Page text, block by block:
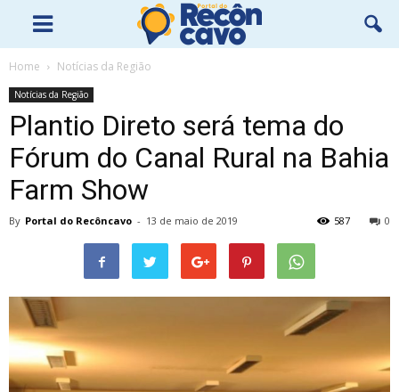
Home Notícias da Região
Notícias da Região
Plantio Direto será tema do
Fórum do Canal Rural na Bahia
Farm Show
By Portal do Recôncavo - 13 de maio de 2019 0
587